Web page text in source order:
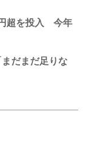
超を投入 今年
だまだ足りな